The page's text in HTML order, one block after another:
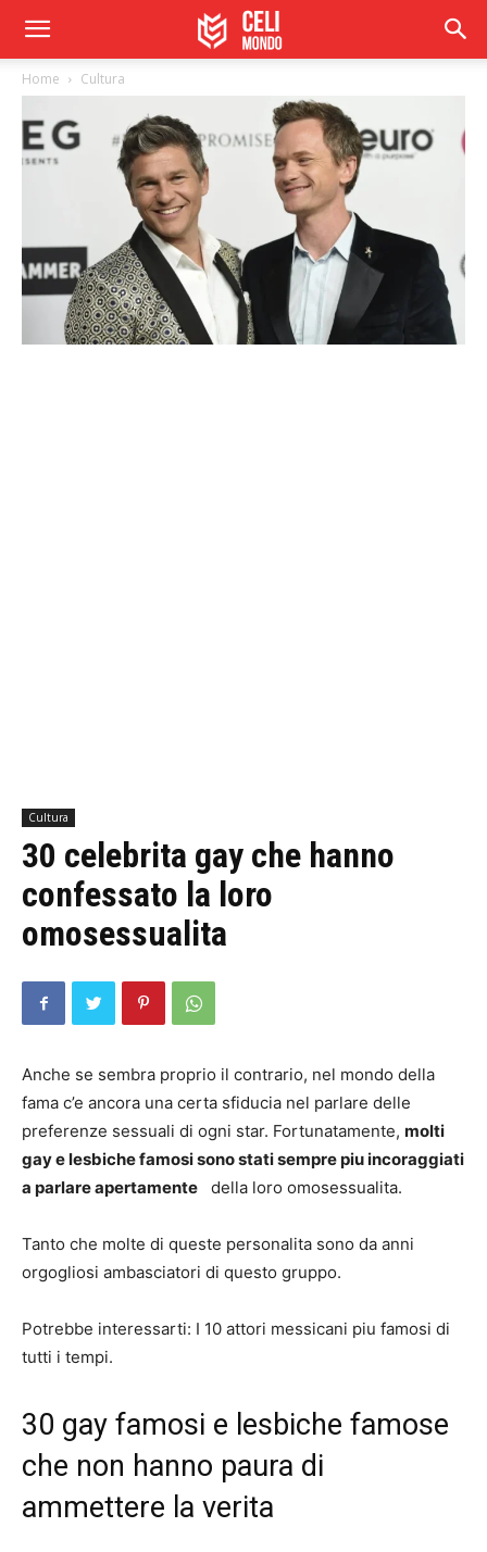
Home Cultura
Cultura
30 celebrita gay che hanno
confessato la loro
omosessualita
Anche se sembra proprio il contrario, nel mondo della
fama c’e ancora una certa sfiducia nel parlare delle
preferenze sessuali di ogni star. Fortunatamente, molti
gay e lesbiche famosi sono stati sempre piu incoraggiati
a parlare apertamente della loro omosessualita.
Tanto che molte di queste personalita sono da anni
orgogliosi ambasciatori di questo gruppo.
Potrebbe interessarti: I 10 attori messicani piu famosi di
tutti i tempi.
30 gay famosi e lesbiche famose
che non hanno paura di
ammettere la verita